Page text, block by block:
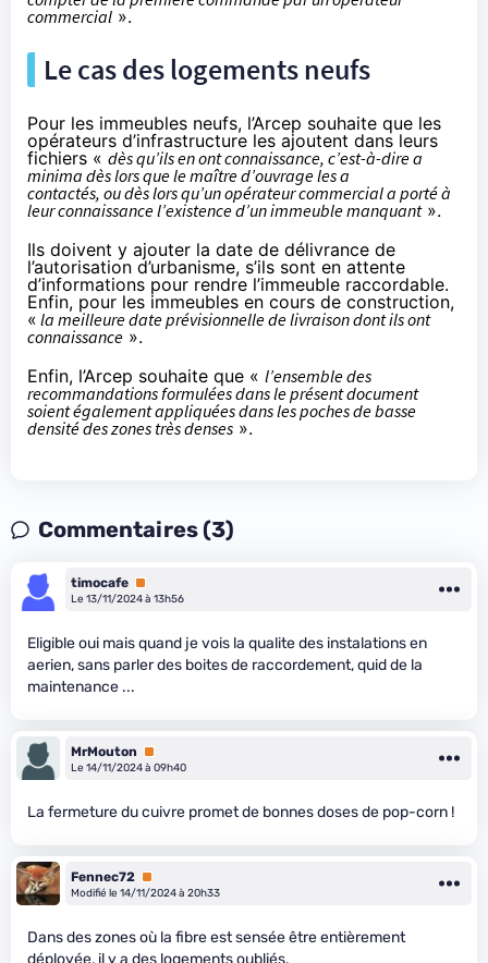
commercial ».
Le cas des logements neufs
Pour les immeubles neufs, l’Arcep souhaite que les
opérateurs d’infrastructure les ajoutent dans leurs
fichiers « dès qu’ils en ont connaissance, c’est-à-dire a
minima dès lors que le maître d’ouvrage les a
contactés, ou dès lors qu’un opérateur commercial a porté à
leur connaissance l’existence d’un immeuble manquant».
Ils doivent y ajouter la date de délivrance de
l’autorisation d’urbanisme, s’ils sont en attente
d’informations pour rendre l’immeuble raccordable.
Enfin, pour les immeubles en cours de construction,
« la meilleure date prévisionnelle de livraison dont ils ont
connaissance ».
Enfin, l’Arcep souhaite que « l’ensemble des
recommandations formulées dans le présent document
soient également appliquées dans les poches de basse
densité des zones très denses ».
Commentaires (3)
timocafe Premium
Le 13/11/2024 à 13h56
Eligible oui mais quand je vois la qualite des instalations en
aerien, sans parler des boites de raccordement, quid de la
maintenance ...
MrMouton
Premium
Le 14/11/2024 à 09h40
La fermeture du cuivre promet de bonnes doses de pop-corn !
Fennec72 Premium
Modifié le 14/11/2024 à 20h33
Dans des zones où la fibre est sensée être entièrement